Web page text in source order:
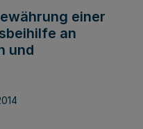
einer
an
und